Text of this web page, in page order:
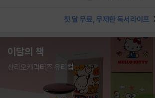
첫 달 무료, 무제한 독서라이프
이달의 책
산리오캐릭터즈 유리컵